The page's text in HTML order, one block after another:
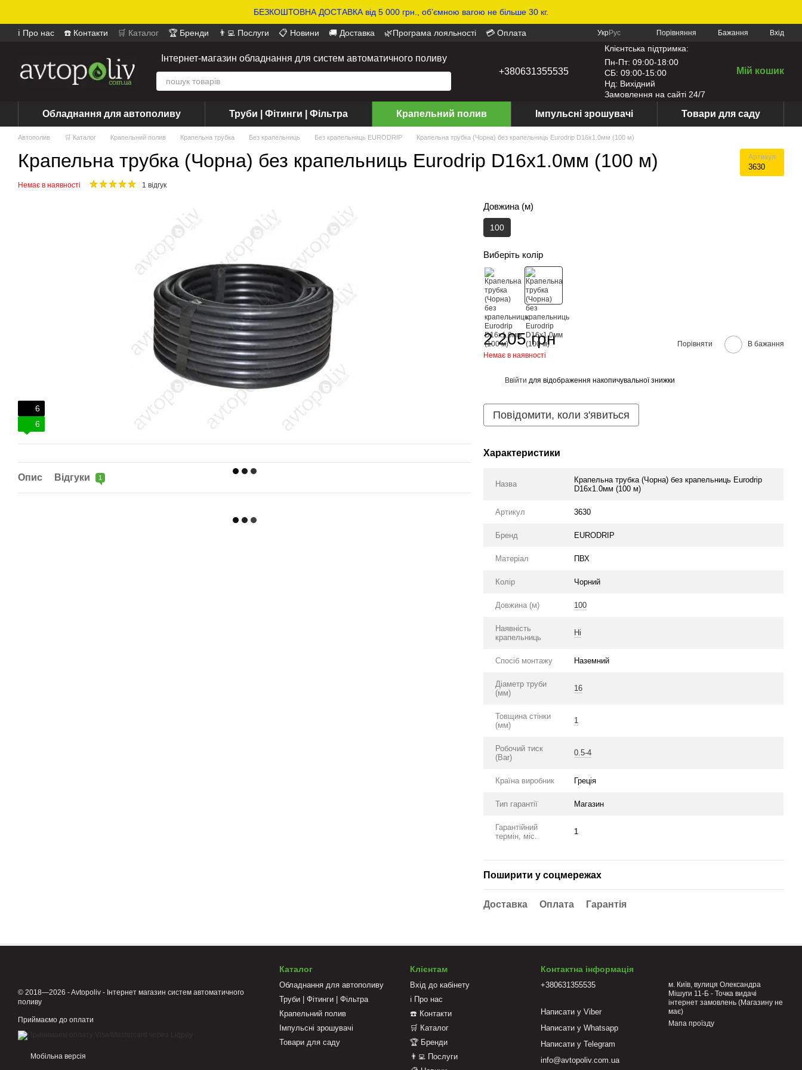
БЕЗКОШТОВНА ДОСТАВКА від 5 000 грн., обʼємною вагою не більше 30 кг.
ℹ️ Про нас ☎️ Контакти 🛒 Каталог 🏆 Бренди 👨‍💻 Послуги 📋 Новини 🚚 Доставка 🌿Програма лояльності
💳 Оплата
УкрРус Порівняння Бажання Вхід
Інтернет-магазин обладнання для систем автоматичного поливу
+380631355535
Клієнтська підтримка:
Пн-Пт: 09:00-18:00
СБ: 09:00-15:00
Нд: Вихідний
Замовлення на сайті 24/7
Мій кошик
Обладнання для автополиву Труби | Фітинги | Фільтра Крапельний полив Імпульсні зрошувачі Товари для саду
Автополив 🛒 Каталог Крапельний полив Крапельна трубка Без крапельниць Без крапельниць EURODRIP Крапельна трубка (Чорна) без крапельниць Eurodrip D16х1.0мм (100 м)
Крапельна трубка (Чорна) без крапельниць Eurodrip D16х1.0мм (100 м) Артикул
3630
Немає в наявності 1 відгук
6
6
Опис Відгуки 1
Довжина (м)
100
Виберіть колір
2 205 грн
Немає в наявності
Порівняти В бажання
Ввійти для відображення накопичувальної знижки
Повідомити, коли з'явиться
Характеристики
Назва
Крапельна трубка (Чорна) без крапельниць Eurodrip
D16х1.0мм (100 м)
Артикул 3630
Бренд EURODRIP
Матеріал ПВХ
Колір Чорний
Довжина (м) 100
Наявність
крапельниць
Ні
Спосіб монтажу Наземний
Діаметр труби
(мм)
16
Товщина стінки
(мм)
1
Робочий тиск
(Bar)
0.5-4
Країна виробник Греція
Тип гарантії Магазин
Гарантійний
термін, міс.
1
Поширити у соцмережах
Доставка Оплата Гарантія
© 2018—2026 - Avtopoliv - Інтернет магазин систем автоматичного
поливу
Приймаємо до оплати
Мобільна версія
Каталог
Обладнання для автополиву
Труби | Фітинги | Фільтра
Крапельний полив
Імпульсні зрошувачі
Товари для саду
Клієнтам
Вхід до кабінету
ℹ️ Про нас
☎️ Контакти
🛒 Каталог
🏆 Бренди
👨‍💻 Послуги
Контактна інформація
+380631355535
Написати у Viber
Написати у Whatsapp
Написати у Telegram
info@avtopoliv.com.ua
м. Київ, вулиця Олександра
Мішуги 11-Б - Точка видачі
інтернет замовлень (Магазину не
має)
Мапа проїзду